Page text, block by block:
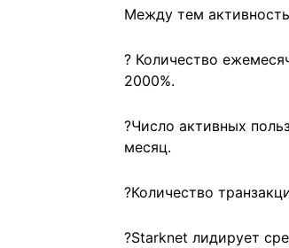
Между тем
? Количество
2000%.
?Число активных
месяц.
?Количество
?Starknet лидирует